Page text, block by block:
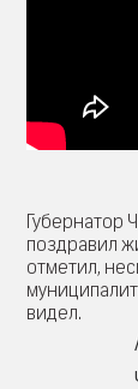
Губернатор
поздравил
отметил,
видел.